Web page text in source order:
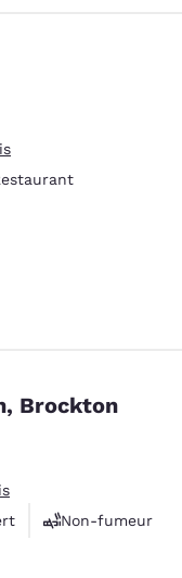
Brockton
Non-fumeur